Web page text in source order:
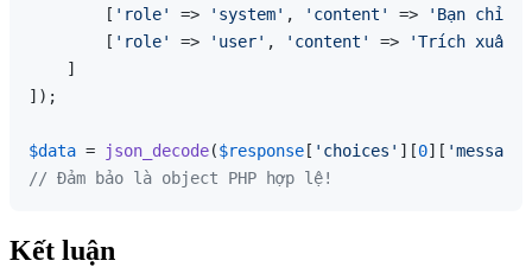
        [
'role' => 'system' , 'content' =>
'Bạn chỉ
        [
'role' => 'user' , 'content' =>
'Trích xuất
    ]
]);
$data = json_decode($response [ 'choices' ][0][ 'message'
// Đảm bảo là object PHP hợp lệ!
Kết luận